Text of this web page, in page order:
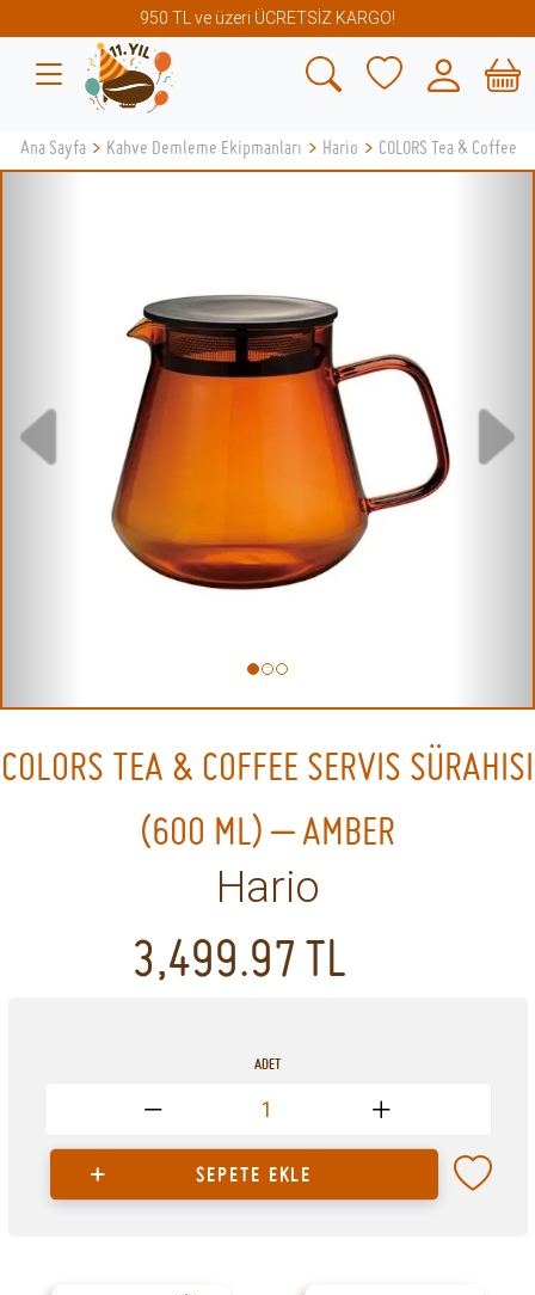
950 TL ve üzeri ÜCRETSİZ KARGO!
Ana Sayfa > Kahve Demleme Ekipmanları > Hario > COLORS Tea &
COLORS TEA & COFFEE SERVIS SÜRAHISI
(600 ML) – AMBER
Hario
3,499.97TL
ADET
1
SEPETE EKLE